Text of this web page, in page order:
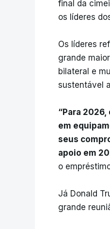
final da
os líderes
Os líderes
grande
bilateral e
sustentável
“Para
em
seus
apoio em
o
Já Donald
grande